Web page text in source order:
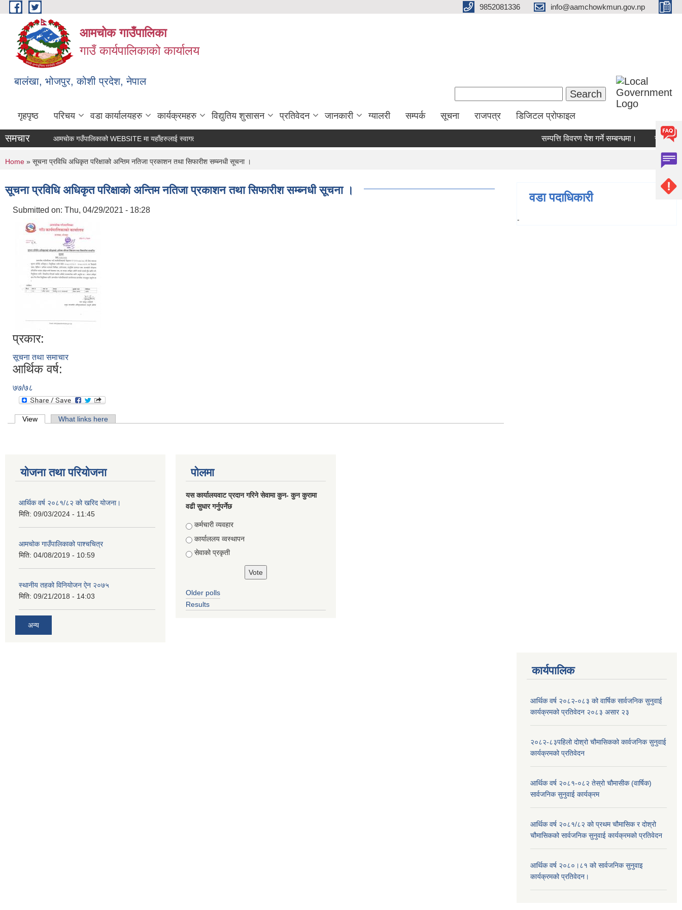
Skip to main content 9852081336 info@aamchowkmun.gov.np
आमचोक गाउँपालिका
गाउँ कार्यपालिकाको कार्यालय
बालंखा, भोजपुर, कोशी प्रदेश, नेपाल
गृहपृष्ठ परिचय वडा कार्यालयहरु कार्यक्रमहरु विद्युतिय शुसासन प्रतिवेदन जानकारी ग्यालरी सम्पर्क सूचना राजपत्र डिजिटल प्रोफाइल
आमचोक गउँपालिकाको WEBSITE मा यहाँहरुलाई स्वागत छ ।
समचार सम्पत्ति विवरण पेश गर्ने सम्बन्धमा। सामाजिक
You are here
Home » सूचना प्रविधि अधिकृत परिक्षाको अन्तिम नतिजा प्रकाशन तथा सिफारीश सम्ब्नधी सूचना ।
सूचना प्रविधि अधिकृत परिक्षाको अन्तिम नतिजा प्रकाशन तथा सिफारीश सम्ब्नधी सूचना ।
Submitted on: Thu, 04/29/2021 - 18:28
प्रकार:
सूचना तथा समाचार
आर्थिक वर्ष:
७७/७८
Primary tabs
View (active tab)What links here
वडा पदाधिकारी
-
योजना तथा परियोजना
आर्थिक वर्ष २०८१/८२ को खरिद योजना।
मिति: 09/03/2024 - 11:45
आमचोक गाउँपालिकाको पाश्चचित्र
मिति: 04/08/2019 - 10:59
स्थानीय तहको विनियोजन ऐन २०७५
मिति: 09/21/2018 - 14:03
अन्य
पोलमा
यस कार्यालयवाट प्रदान गरिने सेवामा कुन- कुन कुरामा
वढी सुधार गर्नुपर्नेछ
Choices
कर्मचारी व्यवहार
कार्याललय व्वस्थापन
सेवाको प्रकृती
Older polls
Results
कार्यपालिक
आर्थिक वर्ष २०८२-०८३ को वार्षिक सार्वजनिक सुनुवाई
कार्यक्रमको प्रतिवेदन २०८३ असार २३
२०८२-८३पहिलो दोश्रो चौमासिकको कार्वजनिक सुनुवाई
कार्यक्रमको प्रतिवेदन
आर्थिक वर्ष २०८१-०८२ तेस्रो चौमासीक (वार्षिक)
सार्वजनिक सुनुवाई कार्यक्रम
आर्थिक वर्ष २०८१/८२ को प्रथम चौमासिक र दोश्रो
चौमासिकको सार्वजनिक सुनुवाई कार्यक्रमको प्रतिवेदन
आर्थिक वर्ष २०८०।८१ को सार्वजनिक सुनुवाइ
कार्यक्रमको प्रतिवेदन।